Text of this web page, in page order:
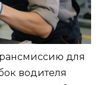
для
водителя